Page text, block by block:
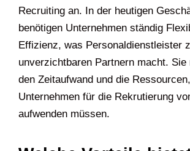
Recruiting an. In der heutigen
benötigen Unternehmen ständig
Effizienz, was Personaldienstleister
unverzichtbaren Partnern macht. Sie
den Zeitaufwand und die
Unternehmen für die Rekrutierung
aufwenden müssen.